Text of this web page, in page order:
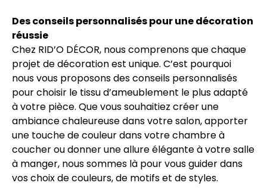
Des conseils personnalisés pour une décoration
réussie
Chez RID’O DÉCOR, nous comprenons que chaque
projet de décoration est unique. C’est pourquoi
nous vous proposons des conseils personnalisés
pour choisir le tissu d’ameublement le plus adapté
à votre pièce. Que vous souhaitiez créer une
ambiance chaleureuse dans votre salon, apporter
une touche de couleur dans votre chambre à
coucher ou donner une allure élégante à votre salle
à manger, nous sommes là pour vous guider dans
vos choix de couleurs, de motifs et de styles.